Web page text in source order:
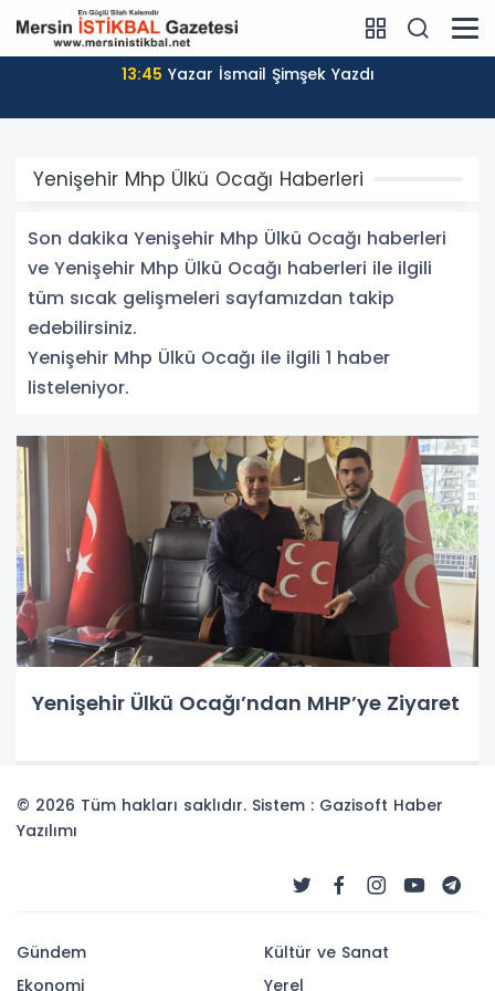
13:45 Yazar İsmail Şimşek Yazdı
Yenişehir Mhp Ülkü Ocağı Haberleri
Son dakika Yenişehir Mhp Ülkü Ocağı haberleri
ve Yenişehir Mhp Ülkü Ocağı haberleri ile ilgili
tüm sıcak gelişmeleri sayfamızdan takip
edebilirsiniz.
Yenişehir Mhp Ülkü Ocağı ile ilgili 1 haber
listeleniyor.
Yenişehir Ülkü Ocağı’ndan MHP’ye Ziyaret
© 2026 Tüm hakları saklıdır. Sistem : Gazisoft Haber
Yazılımı
Gündem
Ekonomi
Kültür ve Sanat
Yerel